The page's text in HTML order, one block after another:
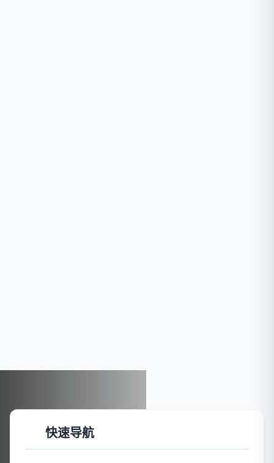
首页
汤泉汗蒸
快速导航